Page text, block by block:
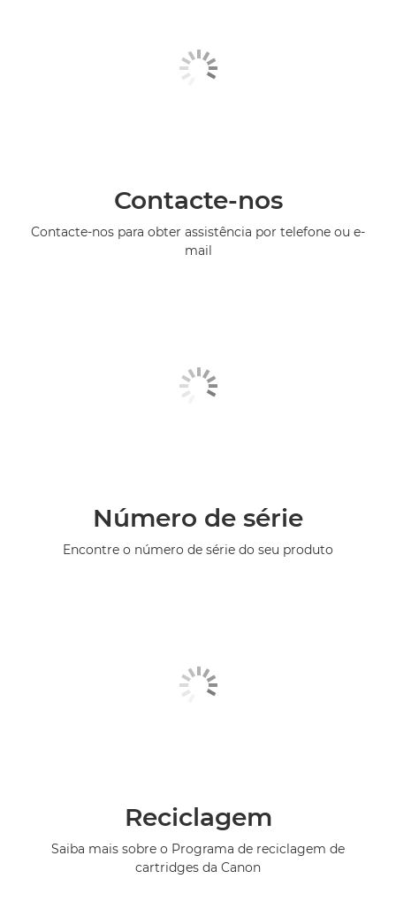
Contacte-nos
Contacte-nos para obter assistência por telefone ou e-
mail
Número de série
Encontre o número de série do seu produto
Reciclagem
Saiba mais sobre o Programa de reciclagem de
cartridges da Canon